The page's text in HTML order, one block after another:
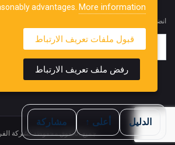
الدليل أعلى ↑ مشاركة
انضم إلى نشرتنا الإخبارية للحصول على آخر التحديثات منا.
جميع الحقوق محفوظة لشركة
advantages. More information
قبول ملفات تعريف الارتباط
رفض ملف تعريف الارتباط